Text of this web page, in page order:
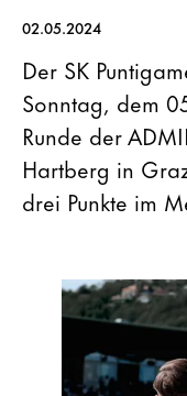
02.05.2024
Der SK
Sonntag, dem
Runde der
Hartberg in
drei Punkte im